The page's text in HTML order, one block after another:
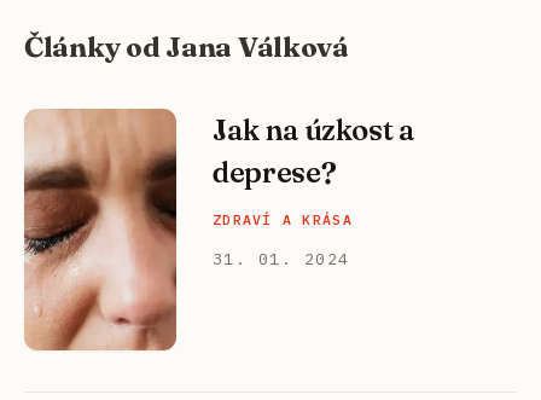
Články od Jana Válková
Jak na úzkost a
deprese?
ZDRAVÍ A KRÁSA
31. 01. 2024